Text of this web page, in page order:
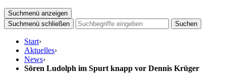
Suchmenü anzeigen
Suchmenü schließen
Suchen
Start›
Aktuelles›
News›
Sören Ludolph im Spurt knapp vor Dennis Krüger